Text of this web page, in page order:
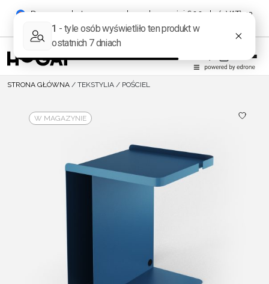
Darmowa dostawa przy zakupach powyżej 600 pln (+ VAT) na
terenie Polski!
STRONA GŁÓWNA / TEKSTYLIA / POŚCIEL
W MAGAZYNIE